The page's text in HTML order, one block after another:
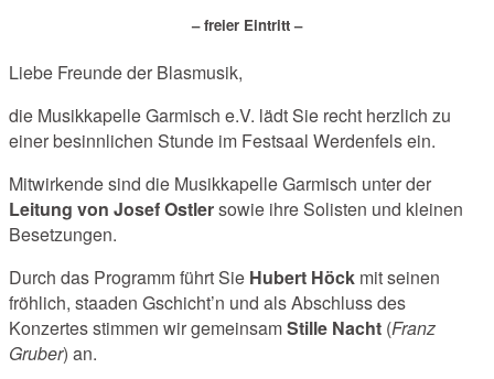
– freier Eintritt –
Liebe Freunde der Blasmusik,
die Musikkapelle Garmisch e.V. lädt Sie recht herzlich zu
einer besinnlichen Stunde im Festsaal Werdenfels ein.
Mitwirkende sind die Musikkapelle Garmisch unter der
Leitung von Josef Ostlersowie ihre Solisten und kleinen
Besetzungen.
Durch das Programm führt Sie Hubert Höck mit seinen
fröhlich, staaden Gschicht’n und als Abschluss des
Konzertes stimmen wir gemeinsamStille Nacht (Franz
Gruber) an.